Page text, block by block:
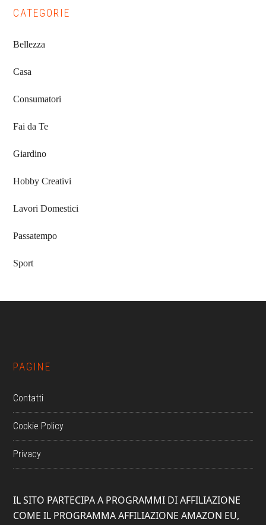
CATEGORIE
Bellezza
Casa
Consumatori
Fai da Te
Giardino
Hobby Creativi
Lavori Domestici
Passatempo
Sport
PAGINE
Contatti
Cookie Policy
Privacy
IL SITO PARTECIPA A PROGRAMMI DI AFFILIAZIONE
COME IL PROGRAMMA AFFILIAZIONE AMAZON EU,